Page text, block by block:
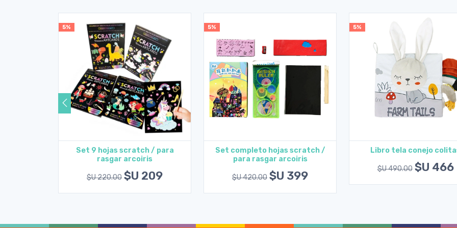
5%
Agregar al carrito
Set 9 hojas scratch / para
rasgar arcoiris
$U 220.00 $U 209
5%
Agregar al carrito
Set completo hojas scratch /
para rasgar arcoiris
$U 420.00 $U 399
5%
Agregar al carrito
Libro tela conejo
$U 490.00 $U 466